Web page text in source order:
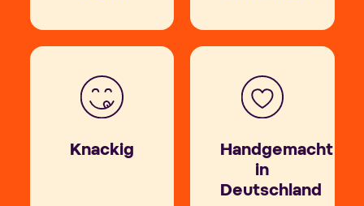
Knackig
Handgemacht
in
Deutschland